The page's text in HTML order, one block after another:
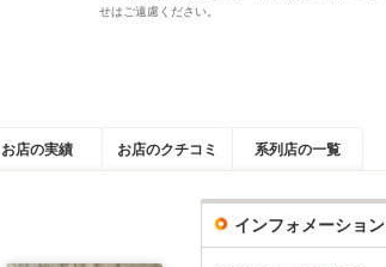
せはご遠慮ください。
お店の実績 お店のクチコミ 系列店の一覧
インフォメーション